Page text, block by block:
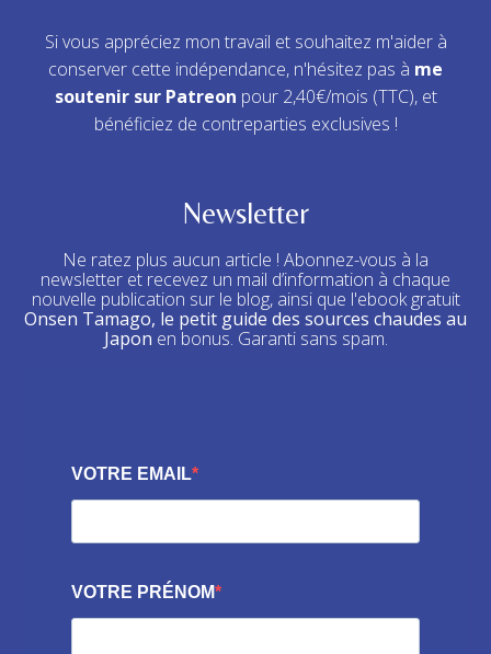
Si vous appréciez mon travail et souhaitez m'aider à
conserver cette indépendance, n'hésitez pas à me
soutenir sur Patreon pour 2,40€/mois (TTC), et
bénéficiez de contreparties exclusives !
Newsletter
Ne ratez plus aucun article ! Abonnez-vous à la
newsletter et recevez un mail d’information à chaque
nouvelle publication sur le blog, ainsi que l'ebook gratuit
Onsen Tamago, le petit guide des sources chaudes au
Japon en bonus. Garanti sans spam.